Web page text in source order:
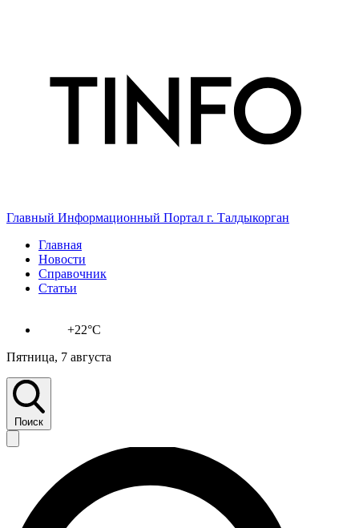
Главный Информационный Портал г. Талдыкорган
Главная
Новости
Справочник
Статьи
+22°C
Пятница, 7 августа
Поиск